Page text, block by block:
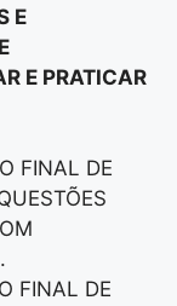
E
E PRATICAR
FINAL DE
FINAL DE